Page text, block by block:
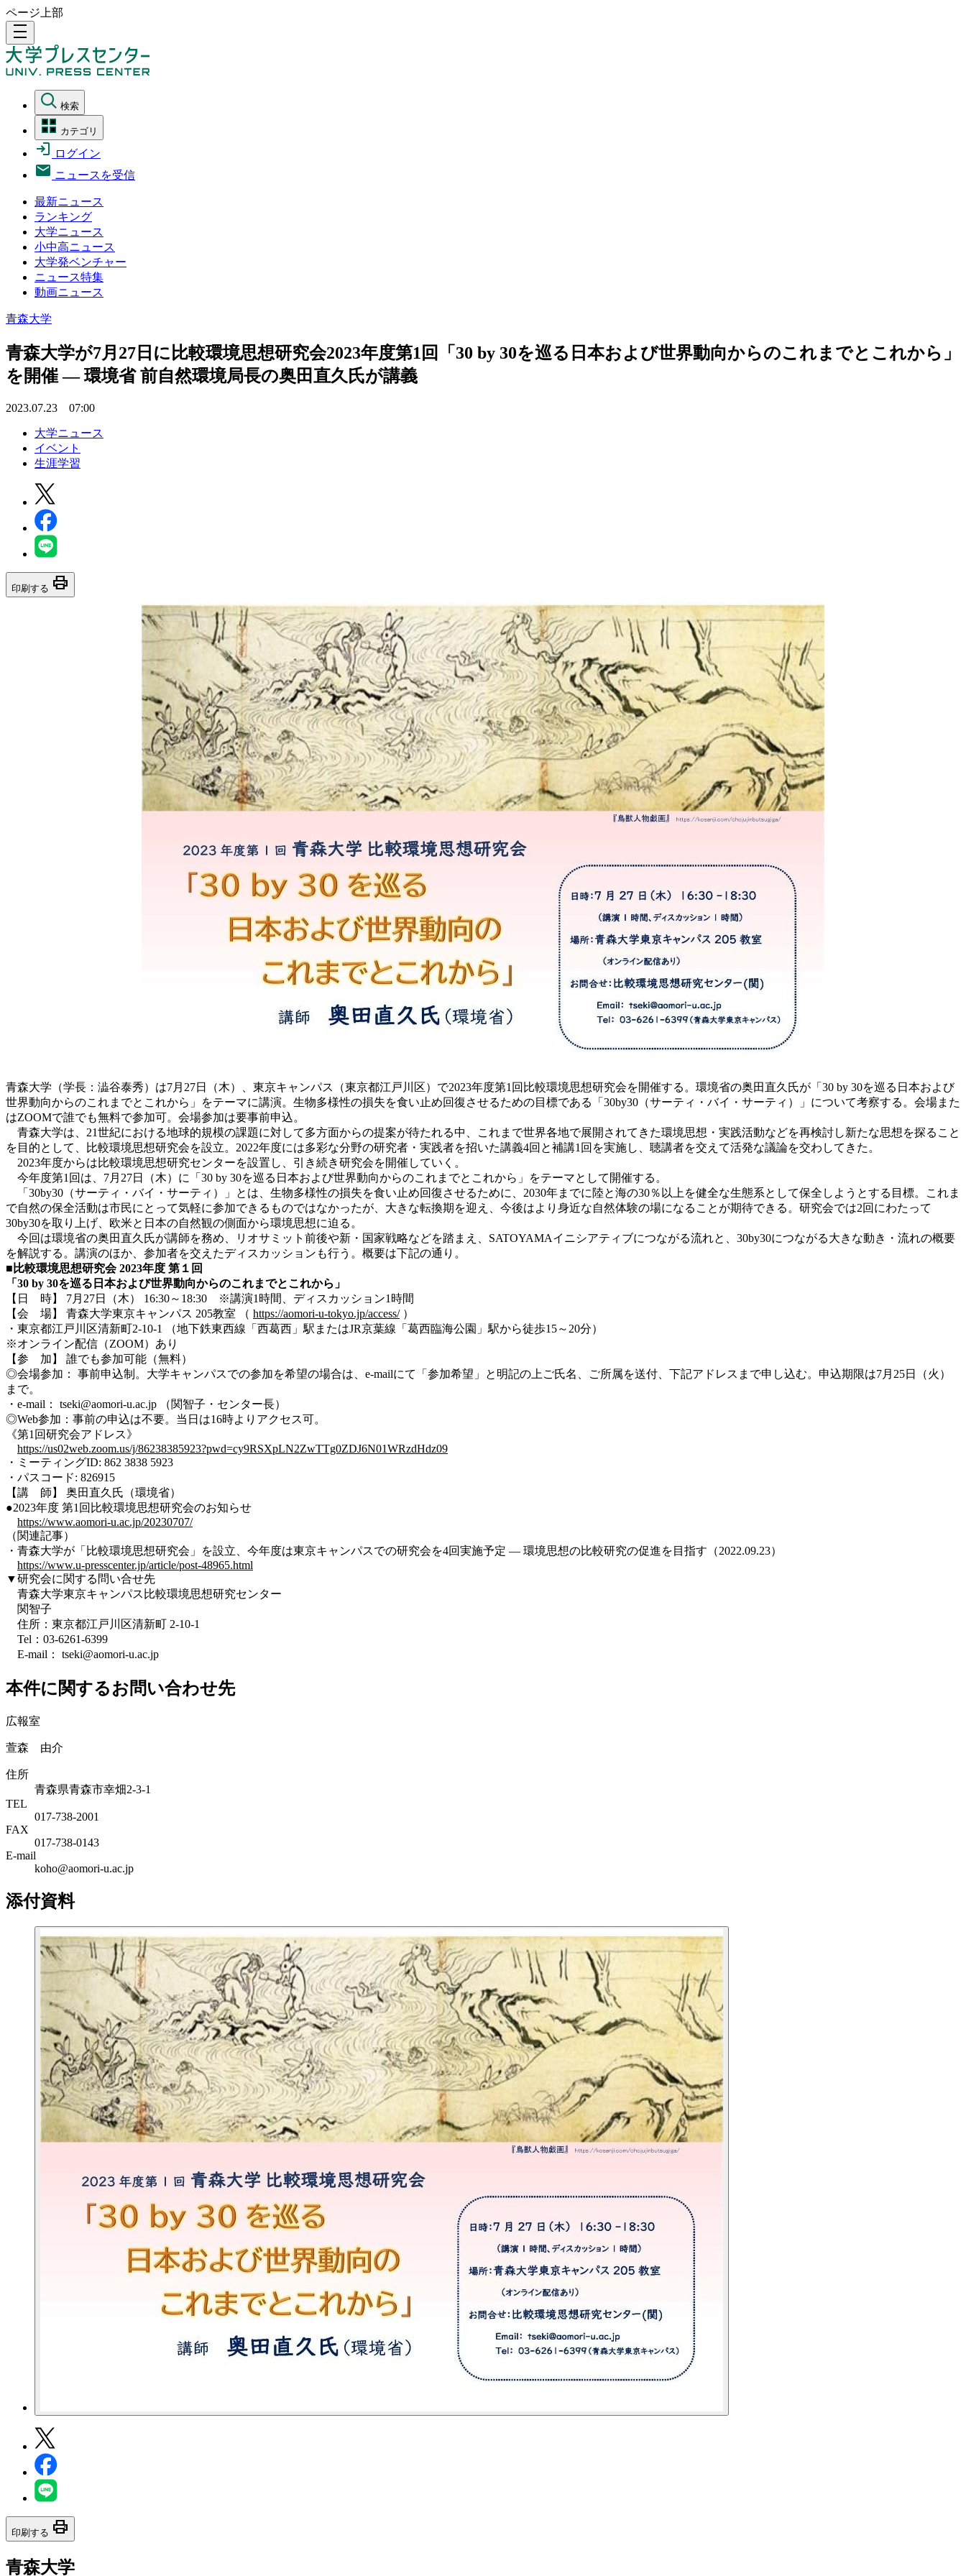
ページ上部
density_medium
検索
カテゴリ
ログイン
ニュースを受信
最新ニュース
ランキング
大学ニュース
小中高ニュース
大学発ベンチャー
ニュース特集
動画ニュース
青森大学
青森大学が7月27日に比較環境思想研究会2023年度第1回「30 by 30を巡る日本および世界動向からのこれまでとこれから」
を開催 — 環境省 前自然環境局長の奥田直久氏が講義
2023.07.23 07:00
大学ニュース
イベント
生涯学習
印刷する print
青森大学（学長：澁谷泰秀）は7月27日（木）、東京キャンパス（東京都江戸川区）で2023年度第1回比較環境思想研究会を開催する。環境省の奥田直久氏が「30 by 30を巡る日本および
世界動向からのこれまでとこれから」をテーマに講演。生物多様性の損失を食い止め回復させるための目標である「30by30（サーティ・バイ・サーティ）」について考察する。会場また
はZOOMで誰でも無料で参加可。会場参加は要事前申込。
青森大学は、21世紀における地球的規模の課題に対して多方面からの提案が待たれる中、これまで世界各地で展開されてきた環境思想・実践活動などを再検討し新たな思想を探ること
を目的として、比較環境思想研究会を設立。2022年度には多彩な分野の研究者・実践者を招いた講義4回と補講1回を実施し、聴講者を交えて活発な議論を交わしてきた。
2023年度からは比較環境思想研究センターを設置し、引き続き研究会を開催していく。
今年度第1回は、7月27日（木）に「30 by 30を巡る日本および世界動向からのこれまでとこれから」をテーマとして開催する。
「30by30（サーティ・バイ・サーティ）」とは、生物多様性の損失を食い止め回復させるために、2030年までに陸と海の30％以上を健全な生態系として保全しようとする目標。これま
で自然の保全活動は市民にとって気軽に参加できるものではなかったが、大きな転換期を迎え、今後はより身近な自然体験の場になることが期待できる。研究会では2回にわたって
30by30を取り上げ、欧米と日本の自然観の側面から環境思想に迫る。
今回は環境省の奥田直久氏が講師を務め、リオサミット前後や新・国家戦略などを踏まえ、SATOYAMAイニシアティブにつながる流れと、30by30につながる大きな動き・流れの概要
を解説する。講演のほか、参加者を交えたディスカッションも行う。概要は下記の通り。
■比較環境思想研究会2023年度 第１回
「 30 by 30を巡る日本および世界動向からのこれまでとこれから」
【日 時】 7月27日（木） 16:30～18:30 ※講演1時間、ディスカッション1時間
【会 場】 青森大学東京キャンパス 205教室 （ https://aomori-u-tokyo.jp/access/）
・東京都江戸川区清新町2-10-1 （地下鉄東西線「西葛西」駅またはJR京葉線「葛西臨海公園」駅から徒歩15～20分）
※オンライン配信（ZOOM）あり
【参 加】 誰でも参加可能（無料）
◎会場参加： 事前申込制。大学キャンパスでの参加を希望の場合は、e-mailにて「参加希望」と明記の上ご氏名、ご所属を送付、下記アドレスまで申し込む。申込期限は7月25日（火）
まで。
・e-mail： tseki@aomori-u.ac.jp （関智子・センター長）
◎Web参加：事前の申込は不要。当日は16時よりアクセス可。
《第1回研究会アドレス》
https://us02web.zoom.us/j/86238385923?pwd=cy9RSXpLN2ZwTTg0ZDJ6N01WRzdHdz09
・ミーティングID: 862 3838 5923
・パスコード: 826915
【講 師】 奥田直久氏（環境省）
●2023年度 第1回比較環境思想研究会のお知らせ
https://www.aomori-u.ac.jp/20230707/
（関連記事）
・青森大学が「比較環境思想研究会」を設立、今年度は東京キャンパスでの研究会を4回実施予定 — 環境思想の比較研究の促進を目指す（2022.09.23）
https://www.u-presscenter.jp/article/post-48965.html
▼研究会に関する問い合せ先
青森大学東京キャンパス比較環境思想研究センター
関智子
住所：東京都江戸川区清新町 2-10-1
Tel：03-6261-6399
E-mail： tseki@aomori-u.ac.jp
本件に関するお問い合わせ先
広報室
萱森 由介
住所
青森県青森市幸畑2-3-1
TEL
017-738-2001
FAX
017-738-0143
E-mail
koho@aomori-u.ac.jp
添付資料
印刷する print
青森大学